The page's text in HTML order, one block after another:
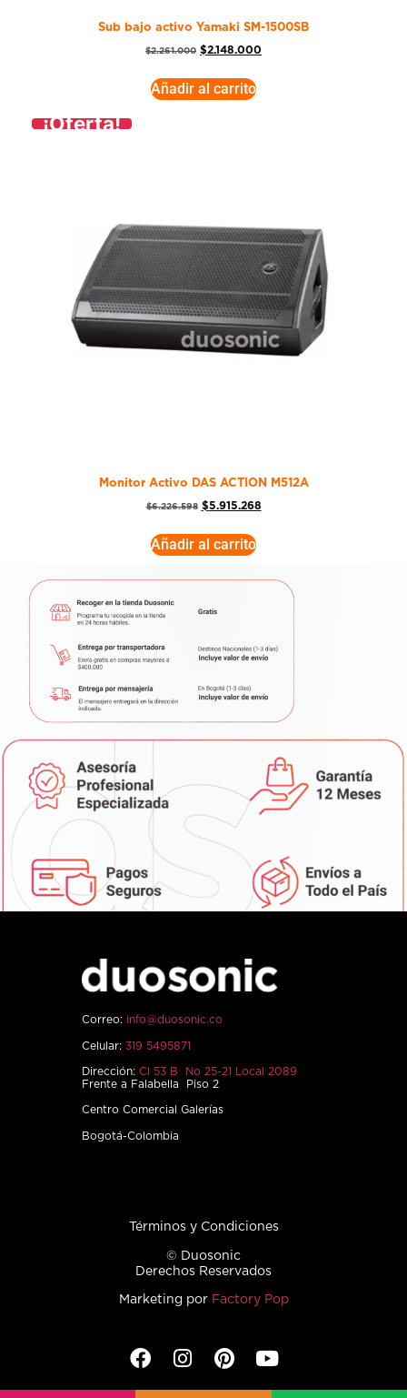
Sub bajo activo Yamaki SM-1500SB
$2.261.000 $2.148.000
Añadir al carrito
¡Oferta!
Monitor Activo DAS ACTION M512A
$6.226.598 $5.915.268
Añadir al carrito
Correo: info@duosonic.co
Celular: 319 5495871
Dirección: Cl 53 B No 25-21 Local 2089
Frente a Falabella Piso 2
Centro Comercial Galerías
Bogotá-Colombia
Términos y Condiciones
© Duosonic
Derechos Reservados
Marketing por Factory Pop